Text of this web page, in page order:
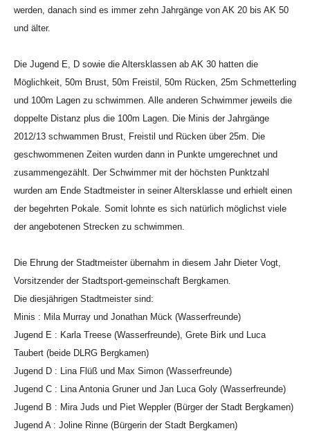
werden, danach sind es immer zehn Jahrgänge von AK 20 bis AK 50
und älter.
Die Jugend E, D sowie die Altersklassen ab AK 30 hatten die
Möglichkeit, 50m Brust, 50m Freistil, 50m Rücken, 25m Schmetterling
und 100m Lagen zu schwimmen. Alle anderen Schwimmer jeweils die
doppelte Distanz plus die 100m Lagen. Die Minis der Jahrgänge
2012/13 schwammen Brust, Freistil und Rücken über 25m. Die
geschwommenen Zeiten wurden dann in Punkte umgerechnet und
zusammengezählt. Der Schwimmer mit der höchsten Punktzahl
wurden am Ende Stadtmeister in seiner Altersklasse und erhielt einen
der begehrten Pokale. Somit lohnte es sich natürlich möglichst viele
der angebotenen Strecken zu schwimmen.
Die Ehrung der Stadtmeister übernahm in diesem Jahr Dieter Vogt,
Vorsitzender der Stadtsport-gemeinschaft Bergkamen.
Die diesjährigen Stadtmeister sind:
Minis : Mila Murray und Jonathan Mück (Wasserfreunde)
Jugend E : Karla Treese (Wasserfreunde), Grete Birk und Luca
Taubert (beide DLRG Bergkamen)
Jugend D : Lina Flüß und Max Simon (Wasserfreunde)
Jugend C : Lina Antonia Gruner und Jan Luca Goly (Wasserfreunde)
Jugend B : Mira Juds und Piet Weppler (Bürger der Stadt Bergkamen)
Jugend A : Joline Rinne (Bürgerin der Stadt Bergkamen)